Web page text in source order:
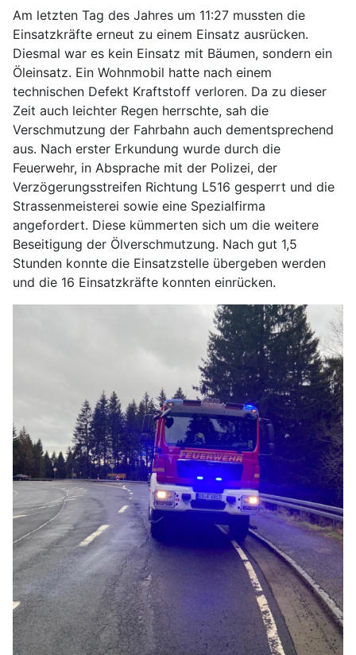
Am letzten Tag des Jahres um 11:27 mussten die
Einsatzkräfte erneut zu einem Einsatz ausrücken.
Diesmal war es kein Einsatz mit Bäumen, sondern ein
Öleinsatz. Ein Wohnmobil hatte nach einem
technischen Defekt Kraftstoff verloren. Da zu dieser
Zeit auch leichter Regen herrschte, sah die
Verschmutzung der Fahrbahn auch dementsprechend
aus. Nach erster Erkundung wurde durch die
Feuerwehr, in Absprache mit der Polizei, der
Verzögerungsstreifen Richtung L516 gesperrt und die
Strassenmeisterei sowie eine Spezialfirma
angefordert. Diese kümmerten sich um die weitere
Beseitigung der Ölverschmutzung. Nach gut 1,5
Stunden konnte die Einsatzstelle übergeben werden
und die 16 Einsatzkräfte konnten einrücken.